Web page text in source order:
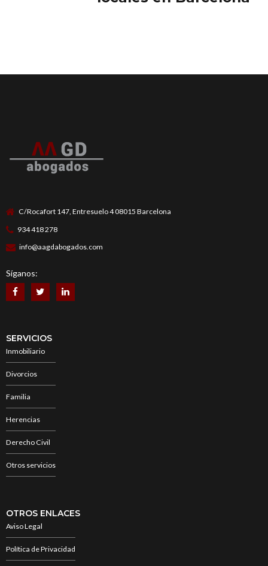
C/Rocafort 147, Entresuelo 4 08015 Barcelona
934 418 278
info@aagdabogados.com
Síganos:
SERVICIOS
Inmobiliario
Divorcios
Familia
Herencias
Derecho Civil
Otros servicios
OTROS ENLACES
Aviso Legal
Política de Privacidad